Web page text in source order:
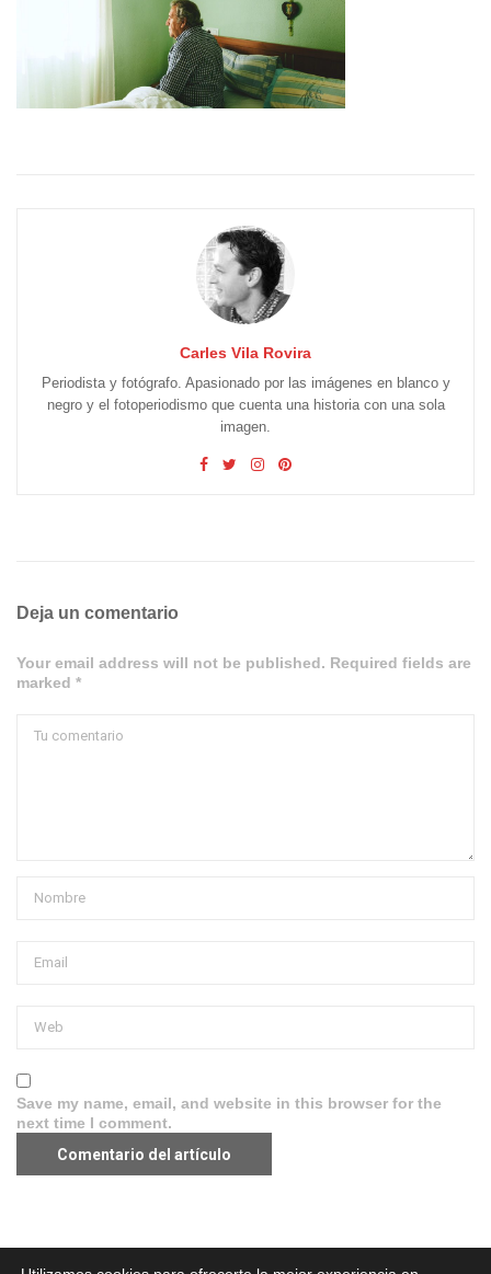
Carles Vila Rovira
Periodista y fotógrafo. Apasionado por las imágenes en blanco y
negro y el fotoperiodismo que cuenta una historia con una sola
imagen.
Deja un comentario
Your email address will not be published. Required fields are
marked *
Save my name, email, and website in this browser for the
next time I comment.
Aviso legal·Política de Privacidad·Política de Cookies